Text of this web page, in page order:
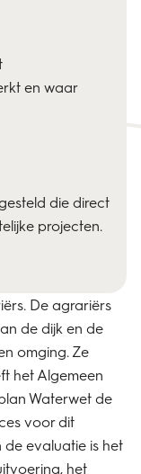
en waar
die direct
projecten.
De agrariërs
de dijk en de
omging. Ze
het Algemeen
Waterwet de
voor dit
evaluatie is het
het